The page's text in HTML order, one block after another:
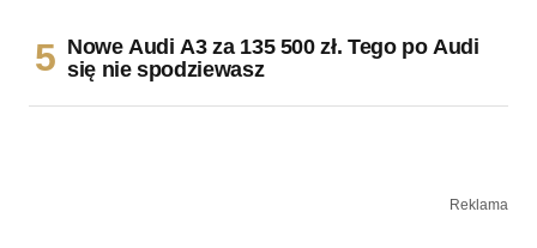
Nowe Audi A3 za 135 500 zł. Tego po Audi
się nie spodziewasz
Reklama